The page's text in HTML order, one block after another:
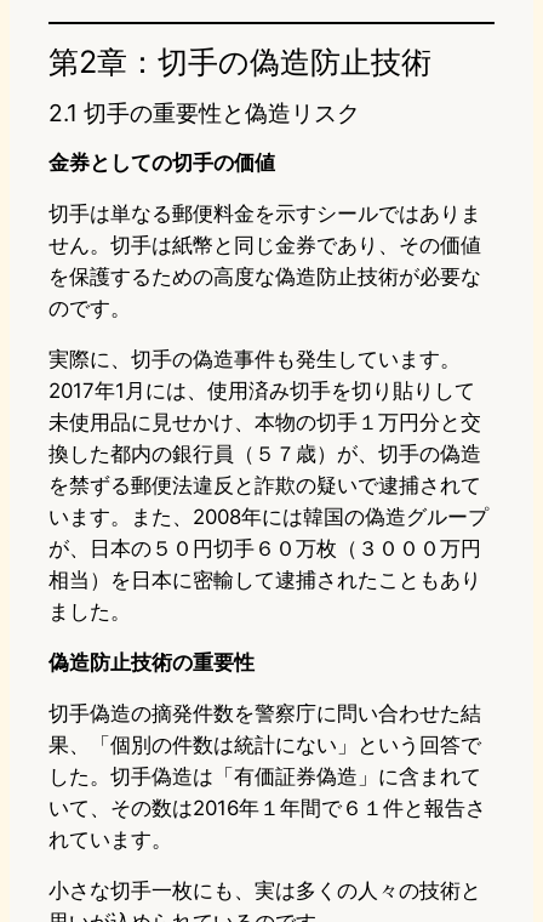
第2章：切手の偽造防止技術
2.1 切手の重要性と偽造リスク
金券としての切手の価値
切手は単なる郵便料金を示すシールではありま
せん。切手は紙幣と同じ金券であり、その価値
を保護するための高度な偽造防止技術が必要な
のです。
実際に、切手の偽造事件も発生しています。
2017年1月には、使用済み切手を切り貼りして
未使用品に見せかけ、本物の切手１万円分と交
換した都内の銀行員（５７歳）が、切手の偽造
を禁ずる郵便法違反と詐欺の疑いで逮捕されて
います。また、2008年には韓国の偽造グループ
が、日本の５０円切手６０万枚（３０００万円
相当）を日本に密輸して逮捕されたこともあり
ました。
偽造防止技術の重要性
切手偽造の摘発件数を警察庁に問い合わせた結
果、「個別の件数は統計にない」という回答で
した。切手偽造は「有価証券偽造」に含まれて
いて、その数は2016年１年間で６１件と報告さ
れています。
小さな切手一枚にも、実は多くの人々の技術と